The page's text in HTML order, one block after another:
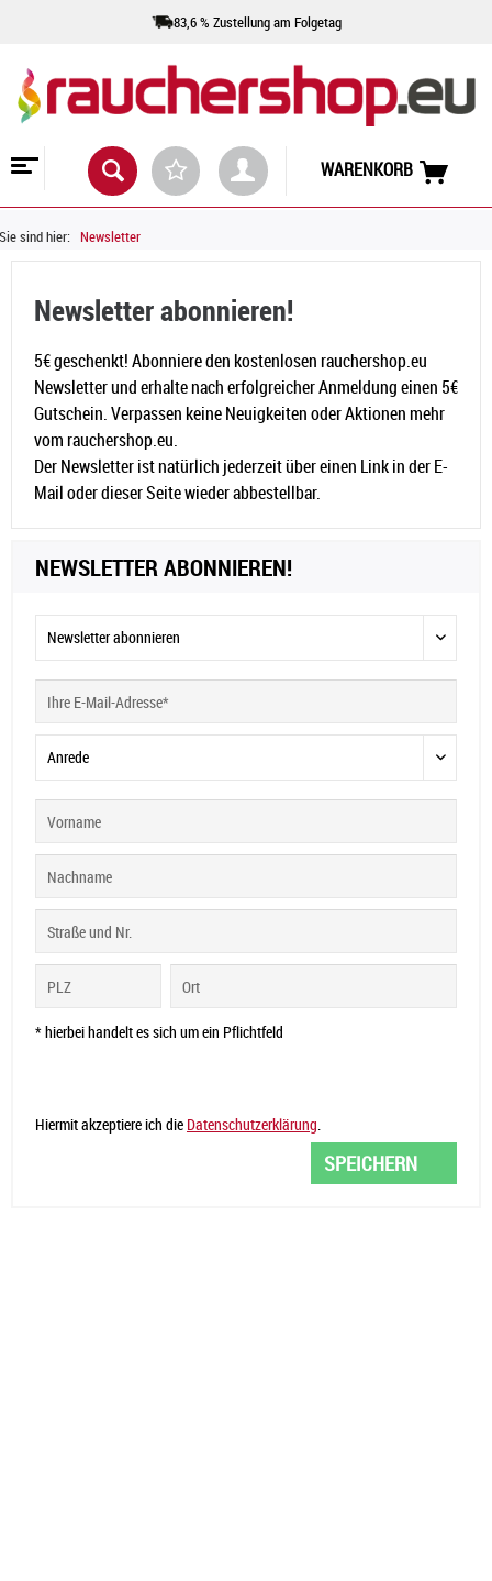
83,6 % Zustellung am Folgetag
WARENKORB
Sie sind hier: Newsletter
Newsletter abonnieren!
5€ geschenkt! Abonniere den kostenlosen rauchershop.eu
Newsletter und erhalte nach erfolgreicher Anmeldung einen 5€
Gutschein. Verpassen keine Neuigkeiten oder Aktionen mehr
vom rauchershop.eu.
Der Newsletter ist natürlich jederzeit über einen Link in der E-
Mail oder dieser Seite wieder abbestellbar.
NEWSLETTER ABONNIEREN!
* hierbei handelt es sich um ein Pflichtfeld
Hiermit akzeptiere ich die Datenschutzerklärung
SPEICHERN